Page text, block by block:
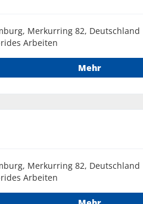
Merkurring 82, Deutschland
Arbeiten
Mehr
Merkurring 82, Deutschland
Arbeiten